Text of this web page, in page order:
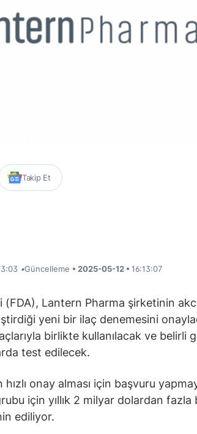
Takip Et
•Güncelleme • 2025-05-12 • 16:13:07
(FDA), Lantern Pharma şirketinin
yeni bir ilaç denemesini
birlikte kullanılacak ve belirli
test edilecek.
onay alması için başvuru
için yıllık 2 milyar dolardan fazla
ediliyor.